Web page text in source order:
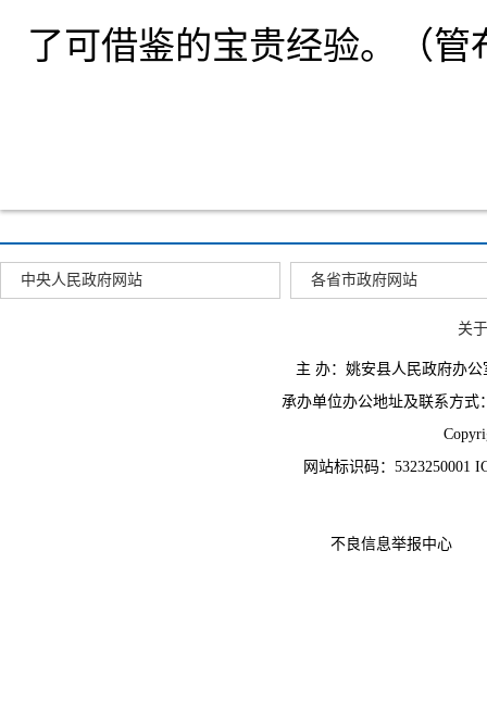
了可借鉴的宝贵经验。（
中央人民政府网站 各省市政府网站
关
主 办：姚安县人民政府办
承办单位办公地址及联系方式
网站标识码：5323250001
不良信息举报中心